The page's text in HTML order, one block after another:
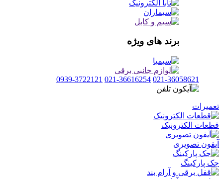
برند های ویژه
021-36058621
021-36616254
0939-3722121
تعمیرات
قطعات الکترونیک
آیفون تصویری
جک پارکینگ